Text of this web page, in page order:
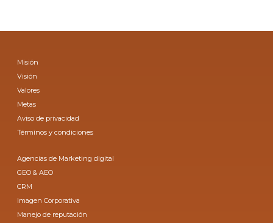
Misión
Visión
Valores
Metas
Aviso de privacidad
Términos y condiciones
Agencias de Marketing digital
GEO & AEO
CRM
Imagen Corporativa
Manejo de reputación